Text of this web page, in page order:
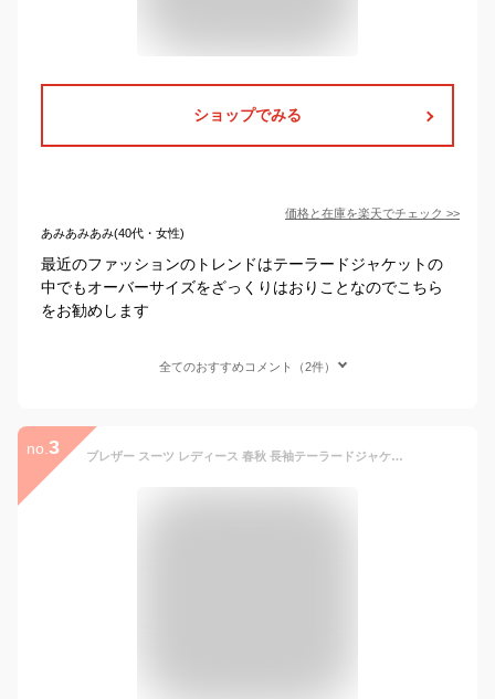
ショップでみる
価格と在庫を楽天でチェック >>
あみあみあみ(40代・女性)
最近のファッションのトレンドはテーラードジャケットの
中でもオーバーサイズをざっくりはおりことなのでこちら
をお勧めします
全てのおすすめコメント（2件）
no. 3 ブレザー スーツ レディース 春秋 長袖テーラードジャケット シンプル オシャレスーツ 黒 ブレザー オフィス 30代アウター カジュアル 韓国風 通勤OL 40代50代 パーティー 結婚式 披露宴 二次会 フォーマル セレモニー お呼ばれ 入園式 卒園式 入学式 卒業式 送料無料